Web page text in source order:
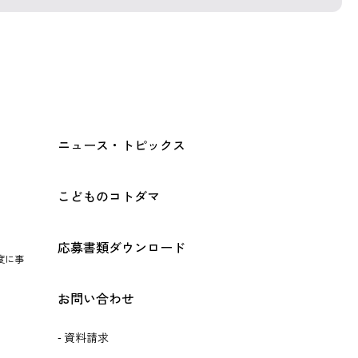
に事
ニュース・トピックス
こどものコトダマ
応募書類ダウンロード
お問い合わせ
資料請求